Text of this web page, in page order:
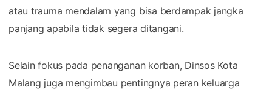
atau trauma mendalam yang bisa berdampak jangka
panjang apabila tidak segera ditangani.
Selain fokus pada penanganan korban, Dinsos Kota
Malang juga mengimbau pentingnya peran keluarga